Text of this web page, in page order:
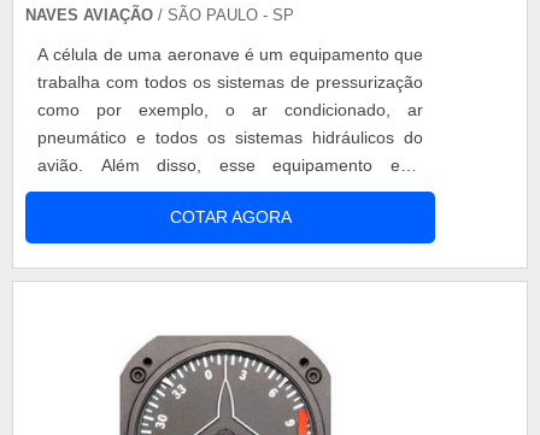
NAVES AVIAÇÃO / SÃO PAULO - SP
A célula de uma aeronave é um equipamento que
trabalha com todos os sistemas de pressurização
como por exemplo, o ar condicionado, ar
pneumático e todos os sistemas hidráulicos do
avião. Além disso, esse equipamento está
presente não somente na estrutura de aviões e
helicópteros em geral, fazendo parte da
fuselagem da aeronave. Para manter esse
aeronaves em célu.
COTAR AGORA